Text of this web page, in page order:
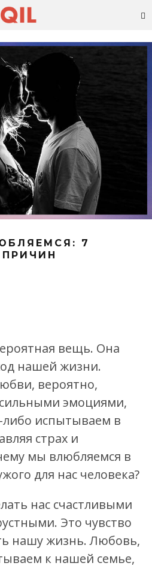
7
вещь. Она
нашей жизни.
вероятно,
эмоциями,
испытываем в
страх и
мы влюбляемся в
для нас человека?
нас счастливыми
Это чувство
нашу жизнь. Любовь,
к нашей семье,